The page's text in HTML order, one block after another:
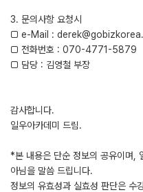
3. 문의사항 요청시
□ e-Mail :
□ 전화번호 : 070-4771-5879
□ 담당 : 김영철 부장
감사합니다.
일우아카데미 드림.
*본 내용은 단순 정보의 공유이며,
아님을 말씀 드립니다.
정보의 유효성과 실효성 판단은 수